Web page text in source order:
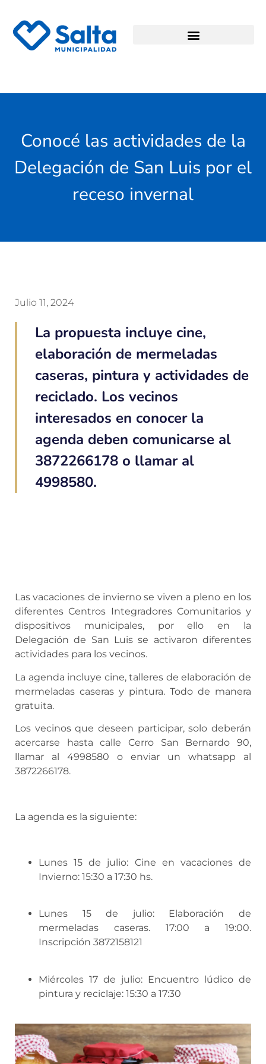
Conocé las actividades de la
Delegación de San Luis por el
receso invernal
Julio 11, 2024
La propuesta incluye cine,
elaboración de mermeladas
caseras, pintura y actividades de
reciclado. Los vecinos
interesados en conocer la
agenda deben comunicarse al
3872266178 o llamar al
4998580.
Las vacaciones de invierno se viven a pleno en los
diferentes Centros Integradores Comunitarios y
dispositivos municipales, por ello en la
Delegación de San Luis se activaron diferentes
actividades para los vecinos.
La agenda incluye cine, talleres de elaboración de
mermeladas caseras y pintura. Todo de manera
gratuita.
Los vecinos que deseen participar, solo deberán
acercarse hasta calle Cerro San Bernardo 90,
llamar al 4998580 o enviar un whatsapp al
3872266178.
La agenda es la siguiente:
Lunes 15 de julio: Cine en vacaciones de
Invierno: 15:30 a 17:30 hs.
Lunes 15 de julio: Elaboración de
mermeladas caseras. 17:00 a 19:00.
Inscripción 3872158121
Miércoles 17 de julio: Encuentro lúdico de
pintura y reciclaje: 15:30 a 17:30